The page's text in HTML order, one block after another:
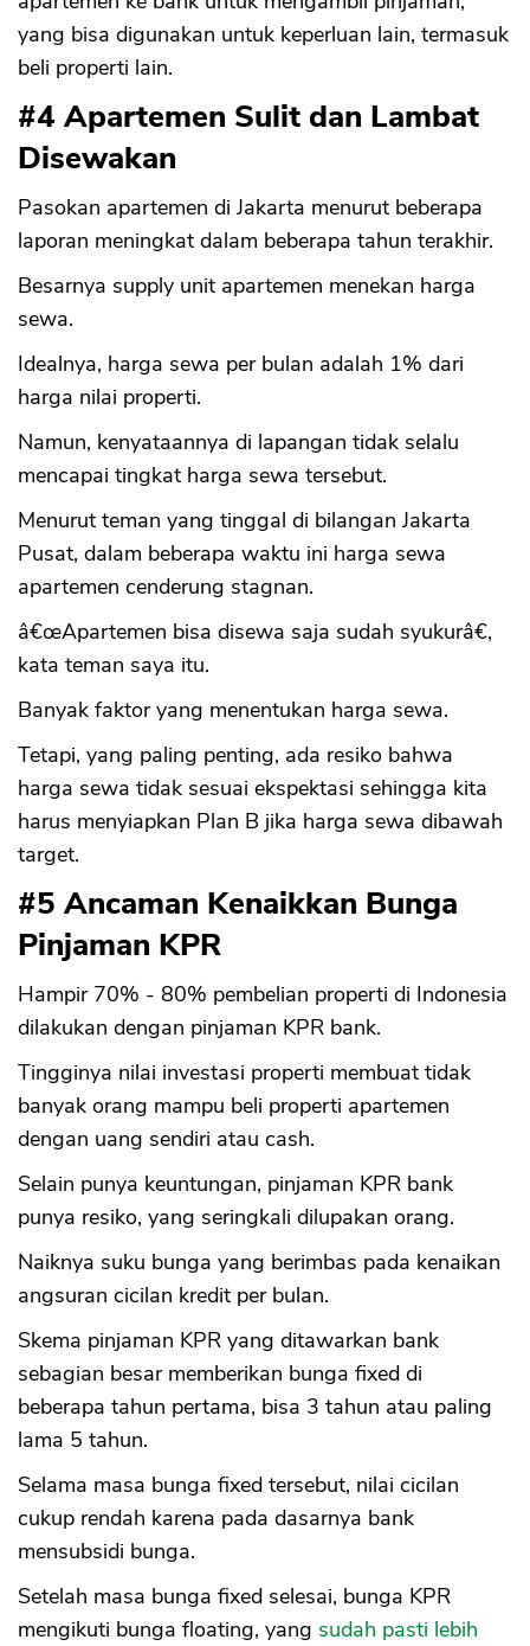
yang bisa digunakan untuk keperluan lain, termasuk
beli properti lain.
#4 Apartemen Sulit dan Lambat
Disewakan
Pasokan apartemen di Jakarta menurut beberapa
laporan meningkat dalam beberapa tahun terakhir.
Besarnya supply unit apartemen menekan harga
sewa.
Idealnya, harga sewa per bulan adalah 1% dari
harga nilai properti.
Namun, kenyataannya di lapangan tidak selalu
mencapai tingkat harga sewa tersebut.
Menurut teman yang tinggal di bilangan Jakarta
Pusat, dalam beberapa waktu ini harga sewa
apartemen cenderung stagnan.
â€œApartemen bisa disewa saja sudah syukurâ€,
kata teman saya itu.
Banyak faktor yang menentukan harga sewa.
Tetapi, yang paling penting, ada resiko bahwa
harga sewa tidak sesuai ekspektasi sehingga kita
harus menyiapkan Plan B jika harga sewa dibawah
target.
#5 Ancaman Kenaikkan Bunga
Pinjaman KPR
Hampir 70% - 80% pembelian properti di Indonesia
dilakukan dengan pinjaman KPR bank.
Tingginya nilai investasi properti membuat tidak
banyak orang mampu beli properti apartemen
dengan uang sendiri atau cash.
Selain punya keuntungan, pinjaman KPR bank
punya resiko, yang seringkali dilupakan orang.
Naiknya suku bunga yang berimbas pada kenaikan
angsuran cicilan kredit per bulan.
Skema pinjaman KPR yang ditawarkan bank
sebagian besar memberikan bunga fixed di
beberapa tahun pertama, bisa 3 tahun atau paling
lama 5 tahun.
Selama masa bunga fixed tersebut, nilai cicilan
cukup rendah karena pada dasarnya bank
mensubsidi bunga.
Setelah masa bunga fixed selesai, bunga KPR
mengikuti bunga floating, yang sudah pasti lebih
CANCEL